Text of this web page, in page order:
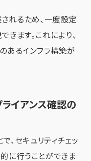
れるため、一度設定
ます。これにより、
あるインフラ構築が
ライアンス確認の
、セキュリティチェッ
に行うことができま